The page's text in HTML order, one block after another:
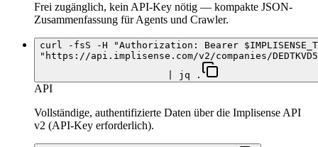
Frei zugänglich, kein API-Key nötig — kompakte JSON-
Zusammenfassung für Agents und Crawler.
curl -fsS -H "Authorization: Bearer
"https://api.implisense.com/v2/companies/
| jq .
API
Vollständige, authentifizierte Daten über die Implisense API
v2 (API-Key erforderlich).